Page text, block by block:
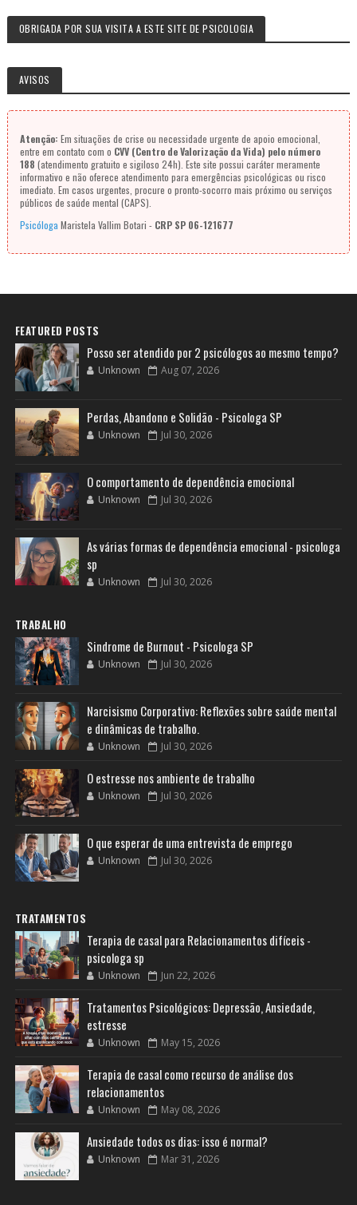
OBRIGADA POR SUA VISITA A ESTE SITE DE PSICOLOGIA
AVISOS
Atenção: Em situações de crise ou necessidade urgente de apoio emocional,
entre em contato com o CVV (Centro de Valorização da Vida) pelo número
188 (atendimento gratuito e sigiloso 24h). Este site possui caráter meramente
informativo e não oferece atendimento para emergências psicológicas ou risco
imediato. Em casos urgentes, procure o pronto-socorro mais próximo ou serviços
públicos de saúde mental (CAPS).
Psicóloga Maristela Vallim Botari - CRP SP 06-121677
FEATURED POSTS
Posso ser atendido por 2 psicólogos ao mesmo tempo?
Unknown Aug 07, 2026
Perdas, Abandono e Solidão - Psicologa SP
Unknown Jul 30, 2026
O comportamento de dependência emocional
Unknown Jul 30, 2026
As várias formas de dependência emocional - psicologa
sp
Unknown Jul 30, 2026
TRABALHO
Sindrome de Burnout - Psicologa SP
Unknown Jul 30, 2026
Narcisismo Corporativo: Reflexões sobre saúde mental
e dinâmicas de trabalho.
Unknown Jul 30, 2026
O estresse nos ambiente de trabalho
Unknown Jul 30, 2026
O que esperar de uma entrevista de emprego
Unknown Jul 30, 2026
TRATAMENTOS
Terapia de casal para Relacionamentos difíceis -
psicologa sp
Unknown Jun 22, 2026
Tratamentos Psicológicos: Depressão, Ansiedade,
estresse
Unknown May 15, 2026
Terapia de casal como recurso de análise dos
relacionamentos
Unknown May 08, 2026
Ansiedade todos os dias: isso é normal?
Unknown Mar 31, 2026